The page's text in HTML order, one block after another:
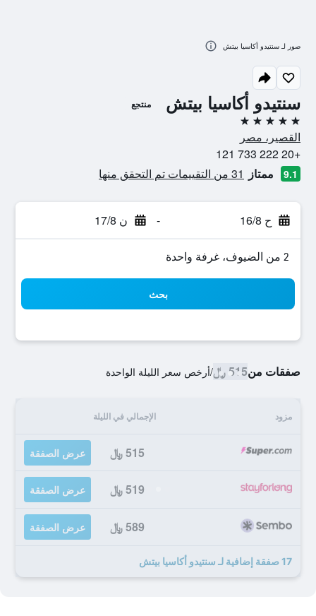
سنتيدو أكاسيا بيتش منتجع
5 نجوم
القصير، مصر
+20 222 733 121
9.1 ممتاز 31 من التقييمات تم التحقق منها
ح 16/8 - ن 17/8
2 من الضيوف، غرفة واحدة
بحث
صفقات من515 ﷼ /أرخص سعر الليلة الواحدة
مزود الإجمالي في الليلة
515 ﷼ عرض الصفقة
519 ﷼ عرض الصفقة
589 ﷼ عرض الصفقة
17 صفقة إضافية لـ سنتيدو أكاسيا بيتش
صور لـ سنتيدو أكاسيا بيتش